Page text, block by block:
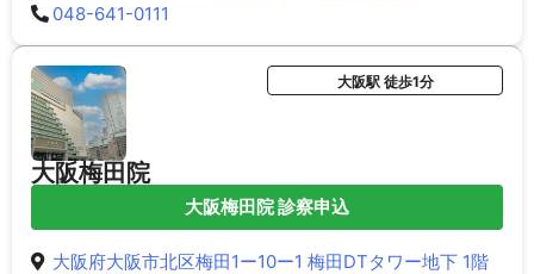
048-641-0111
大阪梅田院
大阪駅 徒歩1分
大阪梅田院 診察申込
大阪府大阪市北区梅田1ー10ー1 梅田DTタワー地下 1階